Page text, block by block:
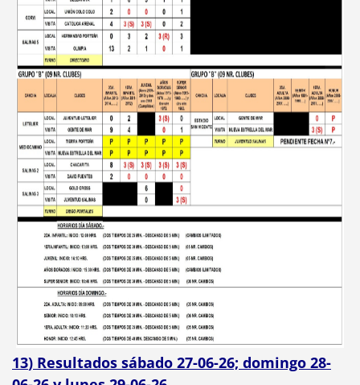
13) Resultados sábado 27-06-26; domingo 28-